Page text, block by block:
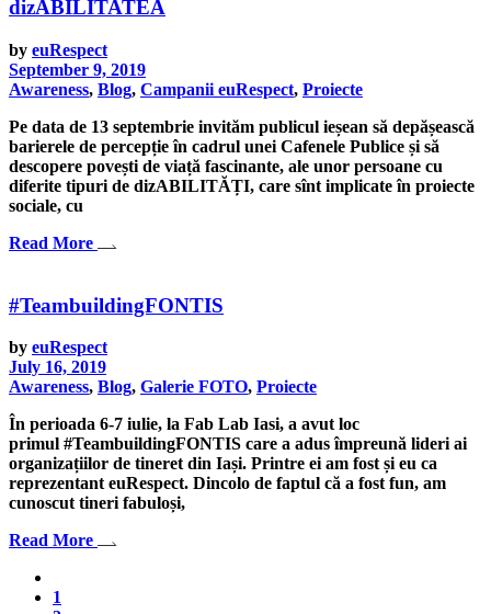
dizABILITATEA
by euRespect
September 9, 2019
Awareness, Blog, Campanii euRespect, Proiecte
Pe data de 13 septembrie invităm publicul ieșean să depășească
barierele de percepție în cadrul unei Cafenele Publice și să
descopere povești de viață fascinante, ale unor persoane cu
diferite tipuri de dizABILITĂȚI, care sînt implicate în proiecte
sociale, cu
Read More
#TeambuildingFONTIS
by euRespect
July 16, 2019
Awareness, Blog, Galerie FOTO, Proiecte
În perioada 6-7 iulie, la Fab Lab Iasi, a avut loc
primul #TeambuildingFONTIS care a adus împreună lideri ai
organizațiilor de tineret din Iași. Printre ei am fost și eu ca
reprezentant euRespect. Dincolo de faptul că a fost fun, am
cunoscut tineri fabuloși,
Read More
1